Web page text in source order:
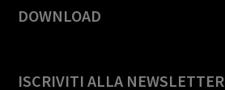
DOWNLOAD
ISCRIVITI ALLA NEWSLETTER